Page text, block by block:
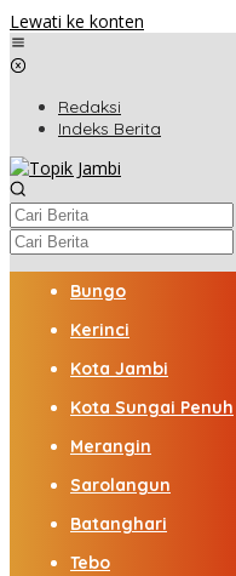
Lewati ke konten
Redaksi
Indeks Berita
Bungo
Kerinci
Kota Jambi
Kota Sungai Penuh
Merangin
Sarolangun
Batanghari
Tebo